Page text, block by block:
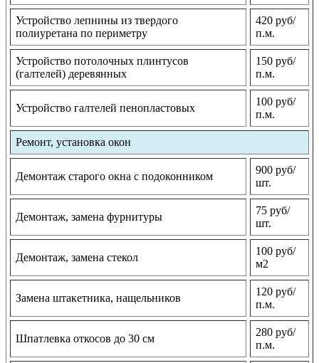
Устройство лепнины из твердого
полиуретана по периметру
420 руб/
п.м.
Устройство потолочных плинтусов
(галтелей) деревянных
150 руб/
п.м.
Устройство галтелей пенопластовых
100 руб/
п.м.
Ремонт, установка окон
Демонтаж старого окна с подоконником
900 руб/
шт.
Демонтаж, замена фурнитуры
75 руб/
шт.
Демонтаж, замена стекол
100 руб/
м2
Замена штакетника, нащельников
120 руб/
п.м.
Шпатлевка откосов до 30 см
280 руб/
п.м.